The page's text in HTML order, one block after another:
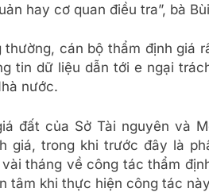
hay cơ quan điều tra”, bà
thường, cán bộ thẩm định giá
tin dữ liệu dẫn tới e ngại
nước.
đất của Sở Tài nguyên và
giá, trong khi trước đây là
tháng về công tác thẩm
tâm khi thực hiện công tác